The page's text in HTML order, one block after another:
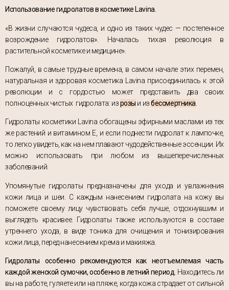
Использование гидролатов в косметике Lavina.
«В жизни случаются чудеса, и одно из таких чудес — постепенное
возрождение гидролатов». Началась тихая революция в
растительной косметике и медицине».
Пожалуй, в самые трудные времена, в самом начале этих перемен,
натуральная и здоровая косметика Lavina присоединилась к этой
революции и с гордостью может представить два своих
полноценных чистых гидролата: изрозы и избессмертника
Гидролаты косметики Lavina обогащены эфирными маслами из тех
же растений и витамином Е, и если поднести гидролат к лампочке,
то легко увидеть, как на нем плавают чудодейственные эссенции. Их
можно использовать при любом из вышеперечисленных
заболеваний.
Упомянутые гидролаты предназначены для ухода и увлажнения
кожи лица и шеи. С каждым нанесением гидролата на кожу вы
поможете своему лицу чувствовать себя лучше, отдохнувшим и
выглядеть красивее. Гидролаты также используются в составе
утреннего ухода, в виде тоника для очищения и тонизирования
кожи лица, перед нанесением крема и макияжа.
Гидролаты особенно рекомендуются как неотъемлемая часть
каждой женской сумочки, особенно в летний период. Находитесь ли
вы на работе, гуляете или на пляже, когда кожа страдает от сильной